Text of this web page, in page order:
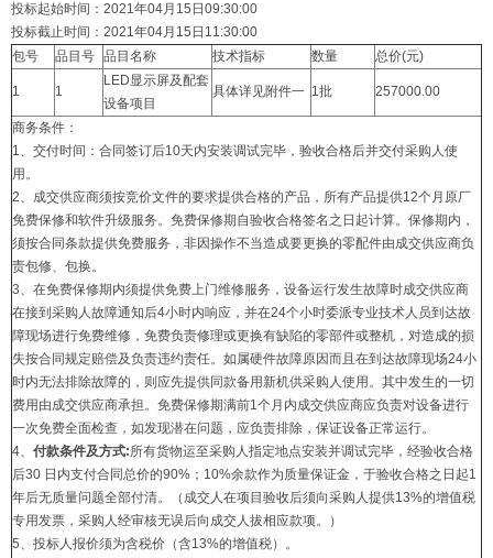
投标起始时间：2021年04月15日09:30:00
投标截止时间：2021年04月15日11:30:00
包号
品目号 品目名称 技术指标 数量 总价(元)
1 1
LED显示屏及配套
设备项目
具体详见附件一 1批 257000.00
商务条件：
1、交付时间：合同签订后10天内安装调试完毕，验收合格后并交付采购人使
用。
2、成交供应商须按竞价文件的要求提供合格的产品，所有产品提供12个月原厂
免费保修和软件升级服务。免费保修期自验收合格签名之日起计算。保修期内，
须按合同条款提供免费服务，非因操作不当造成要更换的零配件由成交供应商负
责包修、包换。
3、在免费保修期内须提供免费上门维修服务，设备运行发生故障时成交供应商
在接到采购人故障通知后4小时内响应，并在24个小时委派专业技术人员到达故
障现场进行免费维修，免费负责修理或更换有缺陷的零部件或整机，对造成的损
失按合同规定赔偿及负责违约责任。如属硬件故障原因而且在到达故障现场24小
时内无法排除故障的，则应先提供同款备用新机供采购人使用。其中发生的一切
费用由成交供应商承担。免费保修期满前1个月内成交供应商应负责对设备进行
一次免费全面检查，如发现潜在问题，应负责排除，保证设备正常运行。
4、 付款条件及方式:所有货物运至采购人指定地点安装并调试完毕，经验收合格
后30 日内支付合同总价的90%；10%余款作为质量保证金，于验收合格之日起1
年后无质量问题全部付清。（成交人在项目验收后须向采购人提供13%的增值税
专用发票，采购人经审核无误后向成交人拔相应款项。）
5、投标人报价须为含税价（含13%的增值税）。